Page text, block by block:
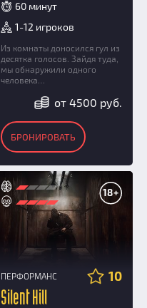
60 минут
1-12 игроков
Из комнаты доносился гул из
десятка голосов. Зайдя туда,
мы обнаружили одного
человека…
от 4500 руб.
БРОНИРОВАТЬ
18+
ПЕРФОРМАНС 10
Silent Hill